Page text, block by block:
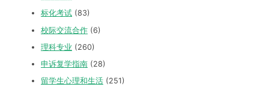
标化考试 (83)
校际交流合作 (6)
理科专业 (260)
申诉复学指南 (28)
留学生心理和生活 (251)